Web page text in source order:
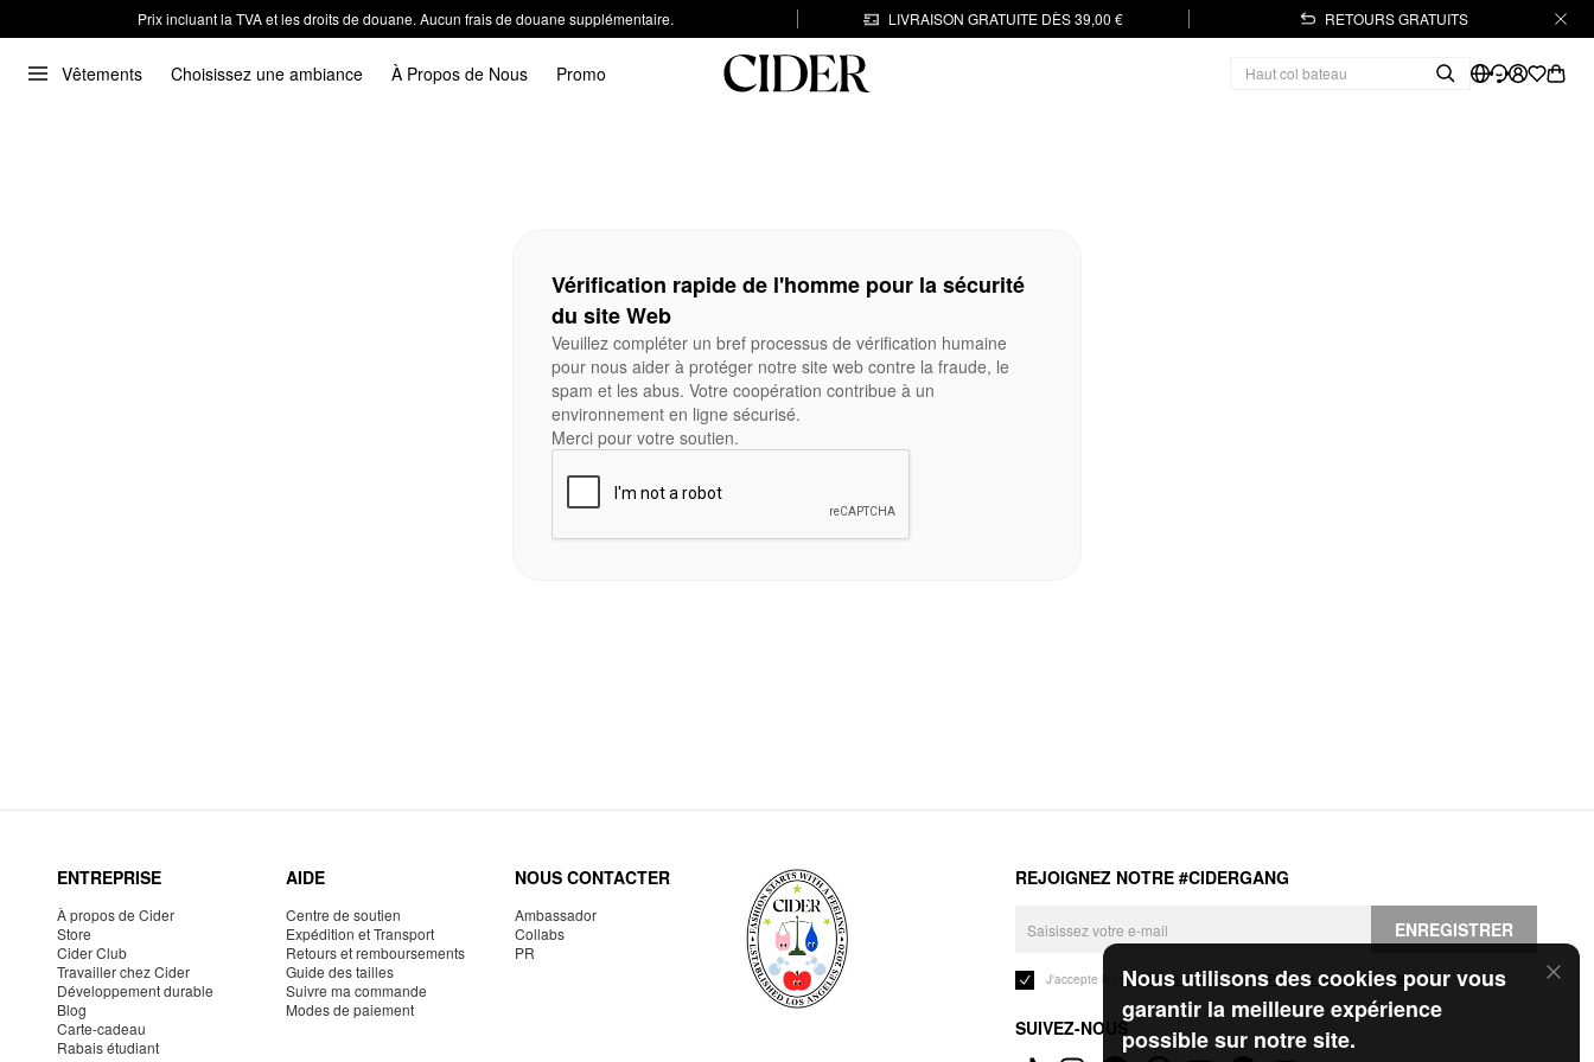
Prix incluant la TVA et les droits de douane. Aucun frais de douane supplémentaire. LIVRAISON GRATUITE DÈS 39,00 € RETOURS GRATUITS
Vêtements Choisissez une ambiance À Propos de Nous Promo
Nous utilisons des cookies pour vous
garantir la meilleure expérience
possible sur notre site.
Vérification rapide de l'homme pour la sécurité
du site Web
Veuillez compléter un bref processus de vérification humaine
pour nous aider à protéger notre site web contre la fraude, le
spam et les abus. Votre coopération contribue à un
environnement en ligne sécurisé.
Merci pour votre soutien.
ENTREPRISE
À propos de Cider
Store
Cider Club
Travailler chez Cider
Développement durable
Blog
Carte-cadeau
Rabais étudiant
AIDE
Centre de soutien
Expédition et Transport
Retours et remboursements
Guide des tailles
Suivre ma commande
Modes de paiement
NOUS CONTACTER
Ambassador
Collabs
PR
REJOIGNEZ NOTRE #CIDERGANG
ENREGISTRER
J'accepte les Conditions généraleset laPolitique de confidentialité.
SUIVEZ-NOUS